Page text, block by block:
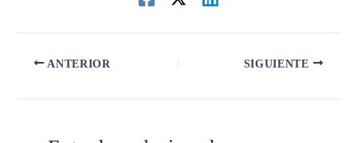
ANTERIOR SIGUIENTE